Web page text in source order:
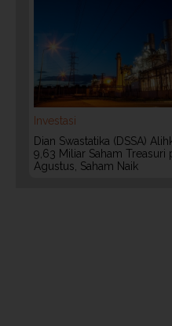
Investasi
Dian Swastatika (DSSA)
9,63 Miliar Saham Treasuri
Agustus, Saham Naik